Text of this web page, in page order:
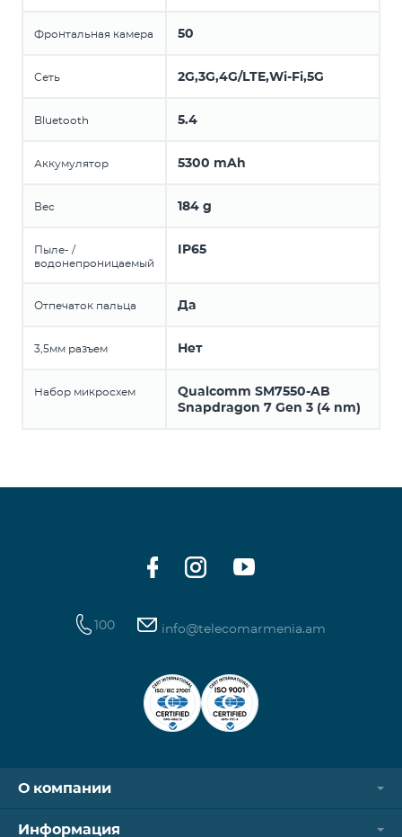
Фронтальная камера 50
Сеть 2G,3G,4G/LTE,Wi-Fi,5G
Bluetooth 5.4
Аккумулятор 5300 mAh
Вес 184 g
Пыле- /
водонепроницаемый
IP65
Отпечаток пальца Да
3,5мм разъем Нет
Набор микросхем
Qualcomm SM7550-AB
Snapdragon 7 Gen 3 (4 nm)
100 info@telecomarmenia.am
О компании
Информация